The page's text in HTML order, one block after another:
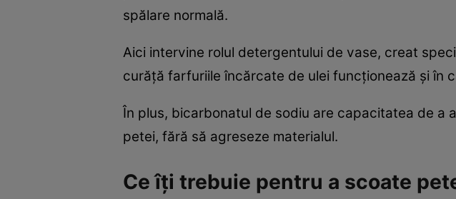
spălare normală.
Aici intervine rolul detergentului de vase, creat
curăță farfuriile încărcate de ulei funcționează și în
În plus, bicarbonatul de sodiu are capacitatea de a
petei, fără să agreseze materialul.
Ce îți trebuie pentru a scoate